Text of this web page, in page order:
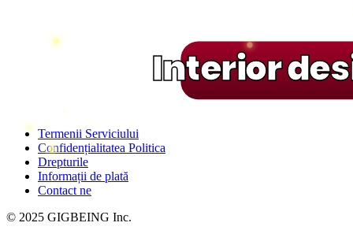
Interior
Termenii Serviciului
Confidențialitatea Politica
Drepturile
Informații de plată
Contact ne
© 2025 GIGBEING Inc.